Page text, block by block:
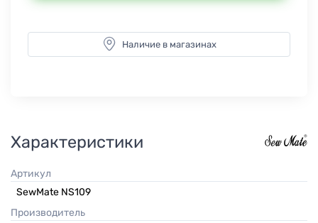
Наличие в магазинах
Характеристики
Артикул
SewMate NS109
Производитель